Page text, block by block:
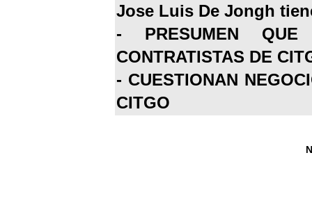
Jose Luis De Jongh
- PRESUMEN
CONTRATISTAS DE
- CUESTIONAN
CITGO